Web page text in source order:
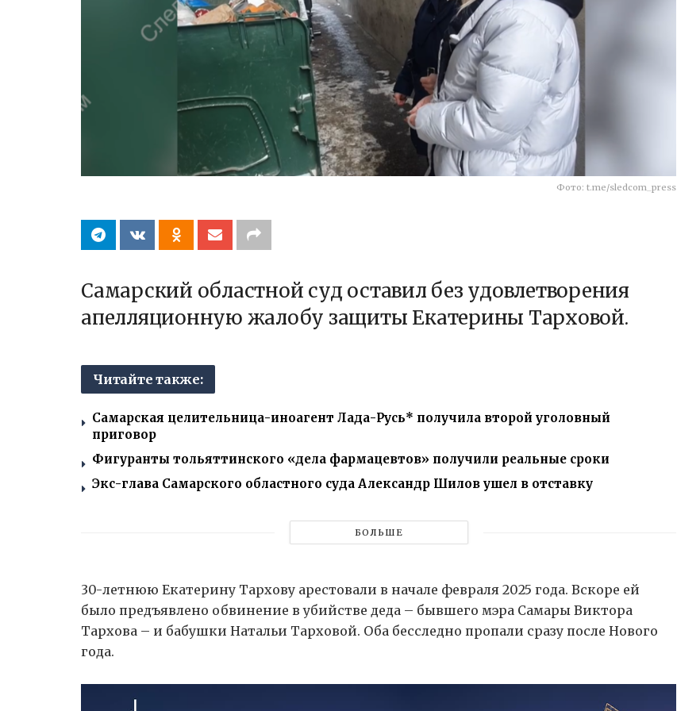
Фото: t.me/sledcom_press
Самарский областной суд оставил без удовлетворения
апелляционную жалобу защиты Екатерины Тарховой.
Читайте также:
Самарская целительница-иноагент Лада-Русь* получила второй уголовный
приговор
Фигуранты тольяттинского «дела фармацевтов» получили реальные сроки
Экс-глава Самарского областного суда Александр Шилов ушел в отставку
БОЛЬШЕ
30-летнюю Екатерину Тархову арестовали в начале февраля 2025 года. Вскоре ей
было предъявлено обвинение в убийстве деда – бывшего мэра Самары Виктора
Тархова – и бабушки Натальи Тарховой. Оба бесследно пропали сразу после Нового
года.